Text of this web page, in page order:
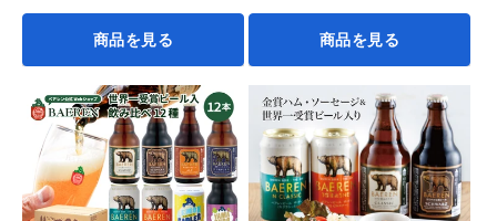
商品を見る 商品を見る